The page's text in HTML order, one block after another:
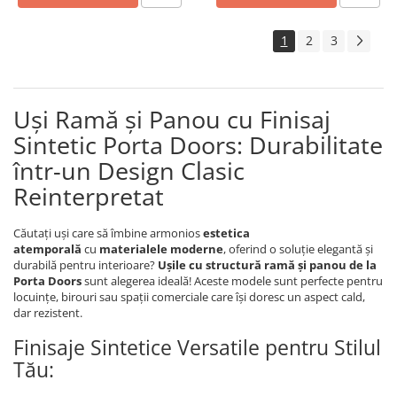
1 2 3
Uși Ramă și Panou cu Finisaj
Sintetic Porta Doors: Durabilitate
într-un Design Clasic
Reinterpretat
Căutați uși care să îmbine armoniosestetica
atemporală cu materialele moderne, oferind o soluție elegantă și
durabilă pentru interioare? Ușile cu structură ramă și panou de la
Porta Doorssunt alegerea ideală! Aceste modele sunt perfecte pentru
locuințe, birouri sau spații comerciale care își doresc un aspect cald,
dar rezistent.
Finisaje Sintetice Versatile pentru Stilul
Tău: